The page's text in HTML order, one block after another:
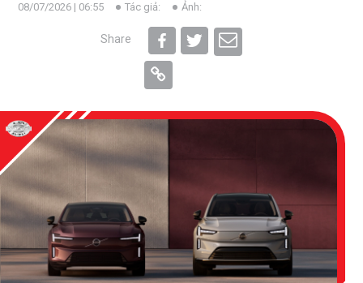
08/07/2026 | 06:55 Tác giả: Ảnh:
Share